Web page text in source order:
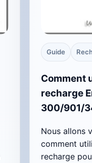
Guide
Comment
recharge
300/901/
Nous allons
comment
recharge